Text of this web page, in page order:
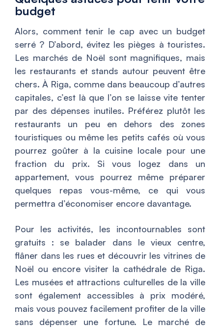
budget
Alors, comment tenir le cap avec un budget
serré ? D’abord, évitez les pièges à touristes.
Les marchés de Noël sont magnifiques, mais
les restaurants et stands autour peuvent être
chers. À Riga, comme dans beaucoup d’autres
capitales, c’est là que l’on se laisse vite tenter
par des dépenses inutiles. Préférez plutôt les
restaurants un peu en dehors des zones
touristiques ou même les petits cafés où vous
pourrez goûter à la cuisine locale pour une
fraction du prix. Si vous logez dans un
appartement, vous pourrez même préparer
quelques repas vous-même, ce qui vous
permettra d’économiser encore davantage.
Pour les activités, les incontournables sont
gratuits : se balader dans le vieux centre,
flâner dans les rues et découvrir les vitrines de
Noël ou encore visiter la cathédrale de Riga.
Les musées et attractions culturelles de la ville
sont également accessibles à prix modéré,
mais vous pouvez facilement profiter de la ville
sans dépenser une fortune. Le marché de